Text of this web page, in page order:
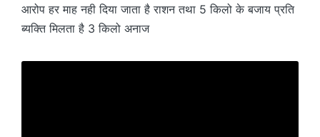
आरोप हर माह नही दिया जाता है राशन तथा 5 किलो के बजाय प्रति
ब्यक्ति मिलता है 3 किलो अनाज